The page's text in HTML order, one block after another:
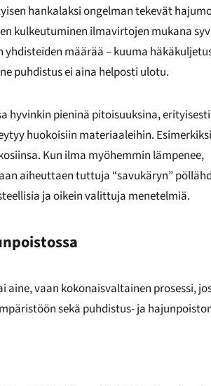
hankalaksi ongelman tekevät
kulkeutuminen ilmavirtojen mukana
määrää – kuuma
puhdistus ei aina helposti ulotu.
pieninä pitoisuuksina,
huokoisiin materiaaleihin.
Kun ilma myöhemmin lämpenee,
aiheuttaen tuttuja “savukäryn”
ja oikein valittuja menetelmiä.
vaan kokonaisvaltainen prosessi,
sekä puhdistus- ja